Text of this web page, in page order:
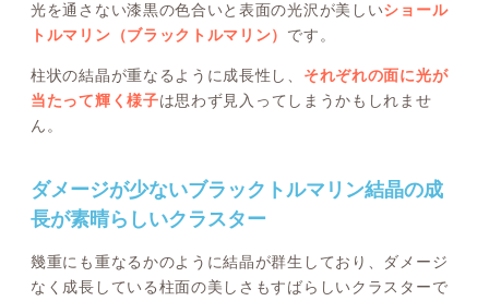
光を通さない漆黒の色合いと表面の光沢が美しいショール
トルマリン（ブラックトルマリン） です。
柱状の結晶が重なるように成長性し、 それぞれの面に光が
当たって輝く様子は思わず見入ってしまうかもしれませ
ん。
ダメージが少ないブラックトルマリン結晶の成
長が素晴らしいクラスター
幾重にも重なるかのように結晶が群生しており、ダメージ
なく成長している柱面の美しさもすばらしいクラスターで